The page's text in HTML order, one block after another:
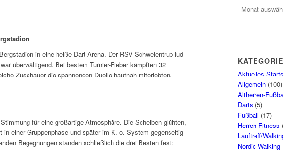
in eine heiße Dart-Arena. Der RSV Schwelentrup lud
überwältigend. Bei bestem Turnier-Fieber kämpften 32
Zuschauer die spannenden Duelle hautnah miterlebten.
für eine großartige Atmosphäre. Die Scheiben glühten,
einer Gruppenphase und später im K.-o.-System gegenseitig
Begegnungen standen schließlich die drei Besten fest:
Aktuelles
Allgemein (100)
Altherren-
Darts (5)
Fußball (17)
Herren-Fitness
Lauftreff/
Nordic Walking